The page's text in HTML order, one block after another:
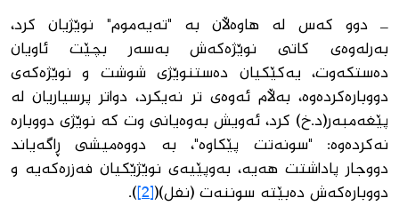
_ دوو كەس لە هاوەڵان بە "تەیەموم" نوێژیان كرد،
بەرلەوەی كاتی نوێژەكەش بەسەر بچێت ئاویان
دەستكەوت، یەكێكیان دەستنوێژی شوشت و نوێژەكەی
دووبارەكردەوە، بەڵام ئەوەی تر نەیكرد، دواتر پرسیاریان لە
پێغەمبەر(د.خ) كرد، ئەویش بەوەیانی وت كە نوێژی دووبارە
نەكردەوە: "سونەتت پێكاوە"، بە دووەمیشی ڕاگەیاند
دووجار پاداشتت هەیە، بەوپێیەی نوێژێكیان فەزرەكەیە و
دووبارەكەش دەبێتە سوننەت (نفل)([2]
).